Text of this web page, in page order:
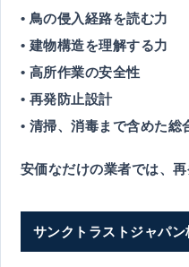
• 鳥の侵入経路を読む力
• 建物構造を理解する力
• 高所作業の安全性
• 再発防止設計
• 清掃、消毒まで含めた総
安価なだけの業者では、
サンクトラストジャパ